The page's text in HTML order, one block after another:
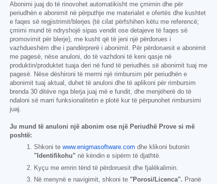
Abonimi juaj do të rinovohet automatikisht me çmimin dhe për
periudhën e abonimit në përputhje me materialet e ofertës dhe kushtet
e faqes së regjistrimit/blerjes (të cilat përfshihen këtu me referencë;
çmimi mund të ndryshojë sipas vendit ose detajeve të faqes së
promovimit për blerje), me kusht që të jeni një përdorues i
vazhdueshëm dhe i pandërprerë i abonimit. Për përdoruesit e abonimit
me pagesë, nëse anuloni, do të vazhdoni të keni qasje në
produktin/produktet tuaja deri në fund të periudhës së abonimit tuaj me
pagesë. Nëse dëshironi të merrni një rimbursim për periudhën e
abonimit tuaj aktual, duhet të anuloni dhe të aplikoni për rimbursim
brenda 30 ditëve nga blerja juaj më e fundit, dhe menjëherë do të
ndaloni së marri funksionalitetin e plotë kur të përpunohet rimbursimi
juaj.
Ju mund të anuloni një abonim ose një Periudhë Prove si më
poshtë:
Shkoni te www.enigmasoftware.com dhe klikoni butonin
"Identifikohu" në këndin e sipërm të djathtë.
Kyçu me emrin tënd të përdoruesit dhe fjalëkalimin.
Në menynë e navigimit, shkoni te "Porosi/Licenca". Pranë